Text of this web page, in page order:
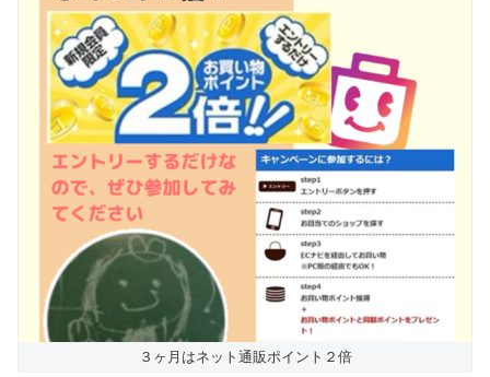
３ヶ月はネット通販ポイント２倍